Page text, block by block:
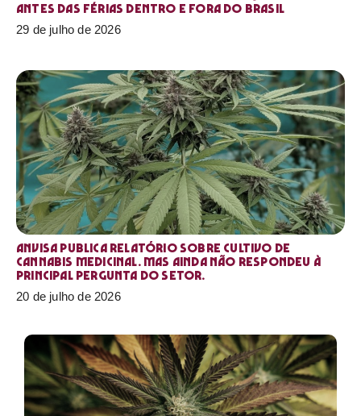
antes das férias dentro e fora do Brasil
29 de julho de 2026
Anvisa publica relatório sobre cultivo de
Cannabis medicinal. Mas ainda não respondeu à
principal pergunta do setor.
20 de julho de 2026